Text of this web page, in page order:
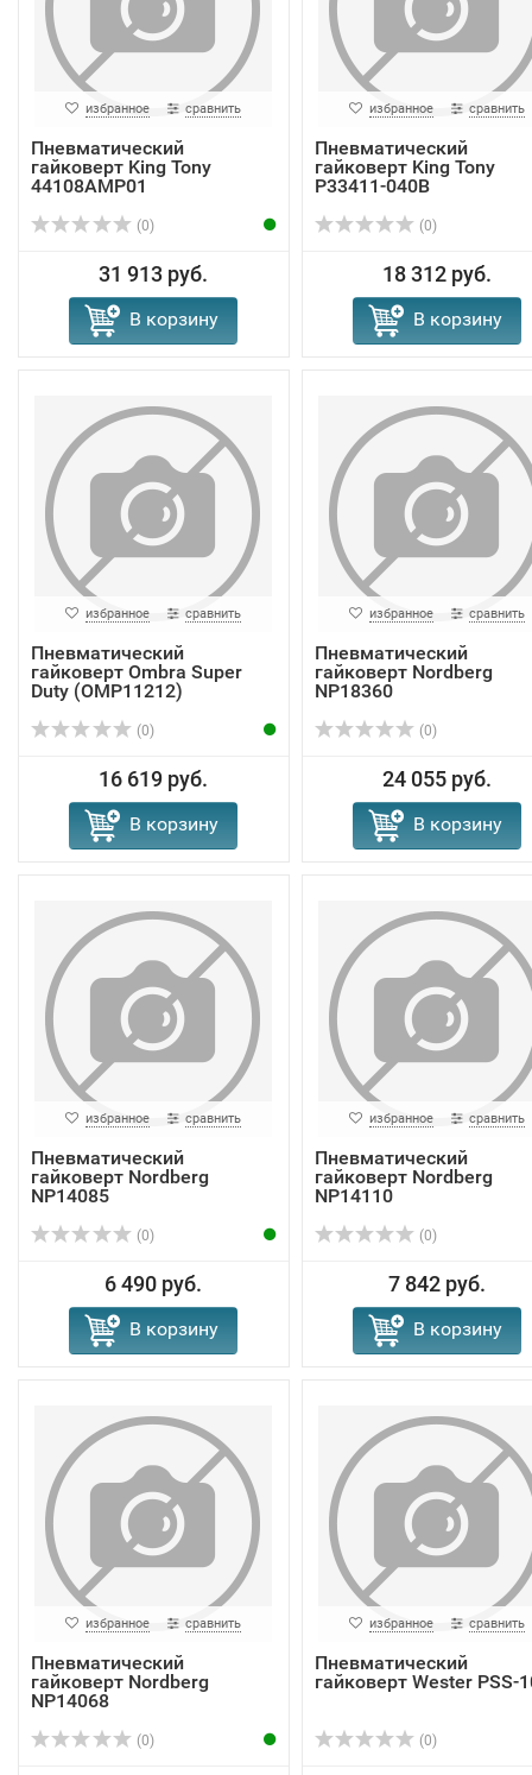
избранное сравнить
Пневматический
гайковерт King Tony
44108AMP01
(0)
31 913 руб.
В корзину
избранное сравнить
Пневматический
гайковерт King Tony
P33411-040B
(0)
18 312 руб.
В корзину
избранное сравнить
Пневматический
гайковерт Ombra Super
Duty (OMP11212)
(0)
16 619 руб.
В корзину
избранное сравнить
Пневматический
гайковерт Nordberg
NP18360
(0)
24 055 руб.
В корзину
избранное сравнить
Пневматический
гайковерт Nordberg
NP14085
(0)
6 490 руб.
В корзину
избранное сравнить
Пневматический
гайковерт Nordberg
NP14110
(0)
7 842 руб.
В корзину
избранное сравнить
Пневматический
гайковерт Nordberg
NP14068
(0)
избранное сравнить
Пневматический
гайковерт Wester PSS-
(0)